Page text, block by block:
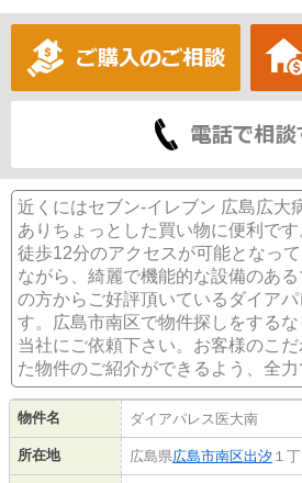
近くにはセブン-イレブン 広島広大
ありちょっとした買い物に便利です
徒歩12分のアクセスが可能となっ
ながら、綺麗で機能的な設備のあ
の方からご好評頂いているダイア
す。広島市南区で物件探しをする
当社にご依頼下さい。お客様のこ
た物件のご紹介ができるよう、全力
物件名 ダイアパレス医大南
所在地 広島県広島市南区出汐 １